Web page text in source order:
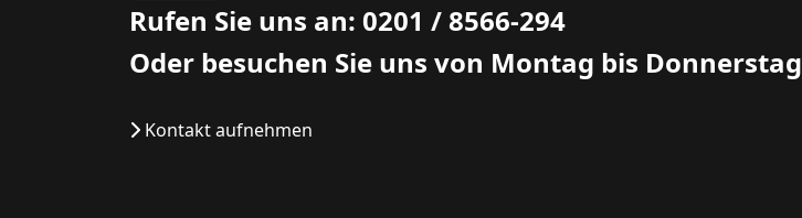
Rufen Sie uns an: 0201 / 8566-294
Oder besuchen Sie uns von Montag bis Donnerstag
Kontakt aufnehmen